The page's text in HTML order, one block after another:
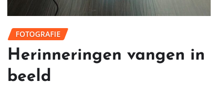
FOTOGRAFIE
Herinneringen vangen in
beeld